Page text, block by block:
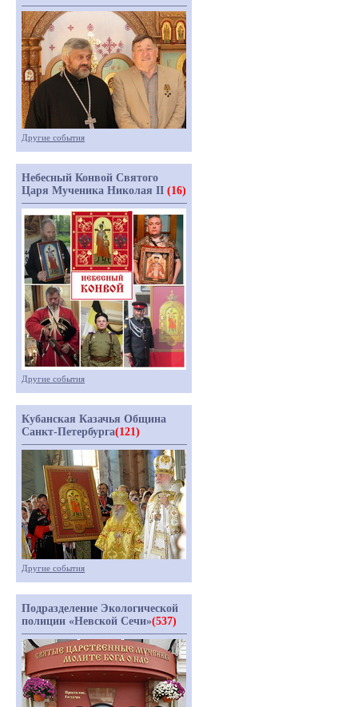
Другие события
Небесный Конвой Святого
Царя Мученика Николая II (16)
Другие события
Кубанская Казачья Община
Санкт-Петербурга(121)
Другие события
Подразделение Экологической
полиции «Невской Сечи»(537)